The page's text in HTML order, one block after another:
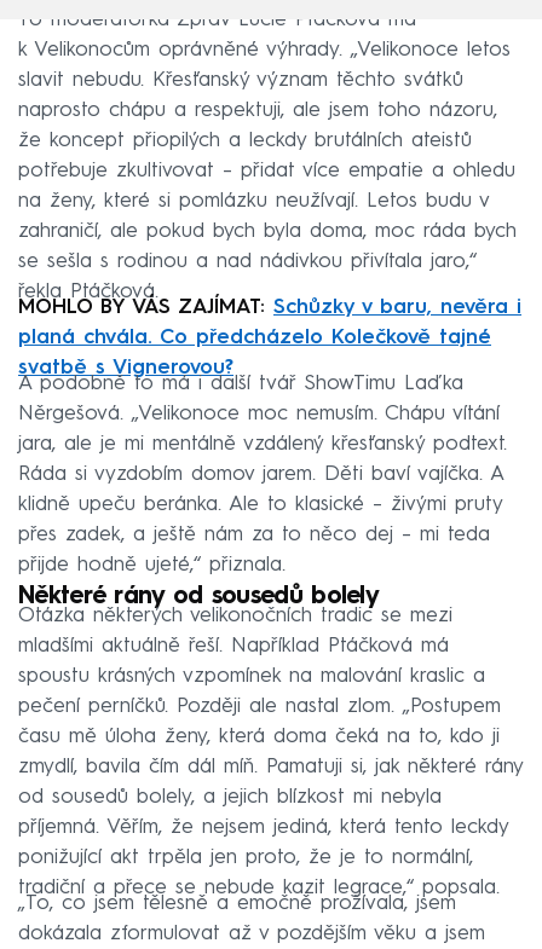
To moderátorka Zpráv Lucie Ptáčková má
k Velikonocům oprávněné výhrady. „Velikonoce letos
slavit nebudu. Křesťanský význam těchto svátků
naprosto chápu a respektuji, ale jsem toho názoru,
že koncept přiopilých a leckdy brutálních ateistů
potřebuje zkultivovat – přidat více empatie a ohledu
na ženy, které si pomlázku neužívají. Letos budu v
zahraničí, ale pokud bych byla doma, moc ráda bych
se sešla s rodinou a nad nádivkou přivítala jaro,“
řekla Ptáčková.
MOHLO BY VÁS ZAJÍMAT: Schůzky v baru, nevěra i
planá chvála. Co předcházelo Kolečkově tajné
svatbě s Vignerovou?
A podobně to má i další tvář ShowTimu Laďka
Něrgešová. „Velikonoce moc nemusím. Chápu vítání
jara, ale je mi mentálně vzdálený křesťanský podtext.
Ráda si vyzdobím domov jarem. Děti baví vajíčka. A
klidně upeču beránka. Ale to klasické – živými pruty
přes zadek, a ještě nám za to něco dej – mi teda
přijde hodně ujeté,“ přiznala.
Některé rány od sousedů bolely
Otázka některých velikonočních tradic se mezi
mladšími aktuálně řeší. Například Ptáčková má
spoustu krásných vzpomínek na malování kraslic a
pečení perníčků. Později ale nastal zlom. „Postupem
času mě úloha ženy, která doma čeká na to, kdo ji
zmydlí, bavila čím dál míň. Pamatuji si, jak některé rány
od sousedů bolely, a jejich blízkost mi nebyla
příjemná. Věřím, že nejsem jediná, která tento leckdy
ponižující akt trpěla jen proto, že je to normální,
tradiční a přece se nebude kazit legrace,“ popsala.
„To, co jsem tělesně a emočně prožívala, jsem
dokázala zformulovat až v pozdějším věku a jsem